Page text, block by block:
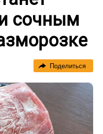
сочным
Поделиться